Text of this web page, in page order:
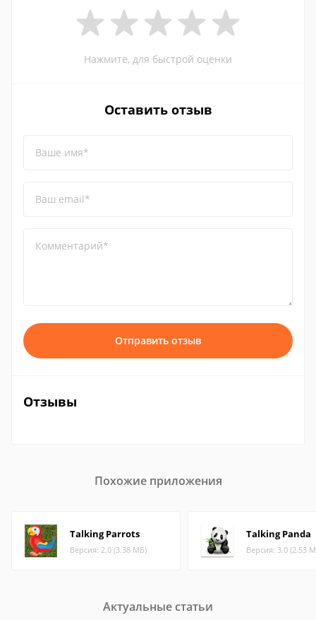
Нажмите, для быстрой оценки
Оставить отзыв
Ваше имя*
Ваш email*
Комментарий*
Отправить отзыв
Отзывы
Похожие приложения
Talking Parrots
Версия: 2.0 (3.38 МБ)
Talking Panda
Версия: 3.0 (2.53
Актуальные статьи